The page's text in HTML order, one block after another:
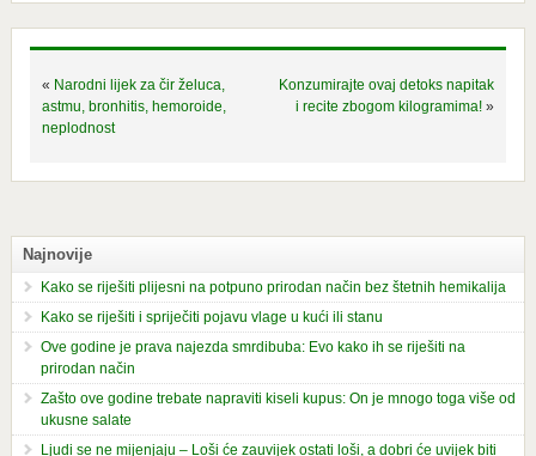
« Narodni lijek za čir želuca,
astmu, bronhitis, hemoroide,
neplodnost
Konzumirajte ovaj detoks napitak
i recite zbogom kilogramima! »
Najnovije
Kako se riješiti plijesni na potpuno prirodan način bez štetnih hemikalija
Kako se riješiti i spriječiti pojavu vlage u kući ili stanu
Ove godine je prava najezda smrdibuba: Evo kako ih se riješiti na
prirodan način
Zašto ove godine trebate napraviti kiseli kupus: On je mnogo toga više od
ukusne salate
Ljudi se ne mijenjaju – Loši će zauvijek ostati loši, a dobri će uvijek biti